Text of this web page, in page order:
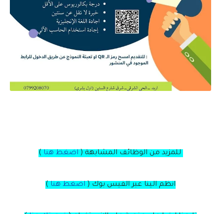
للمزيد من الوظائف المشابهة ( اضغط هنا )
انظم الينا عبر الفيس بوك ( اضغط هنا )